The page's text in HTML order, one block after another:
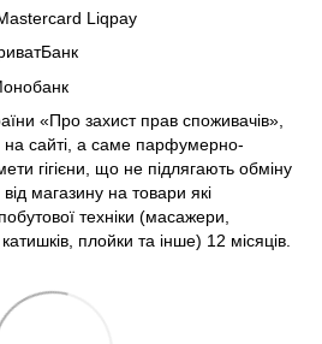
Liqpay
«Про захист прав споживачів»,
на сайті, а саме парфумерно-
гігієни, що не підлягають обміну
магазину на товари які
техніки (масажери,
плойки та інше) 12 місяців.